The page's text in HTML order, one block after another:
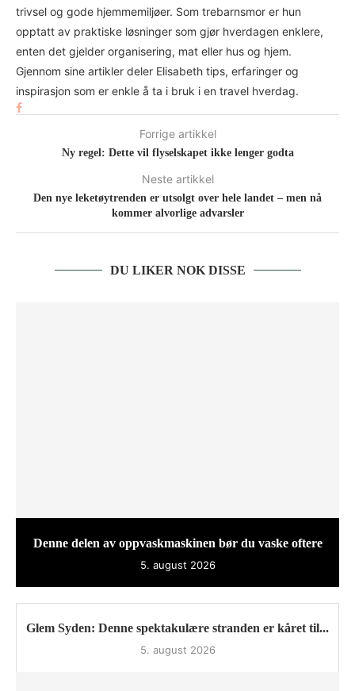
trivsel og gode hjemmemiljøer. Som trebarnsmor er hun
opptatt av praktiske løsninger som gjør hverdagen enklere,
enten det gjelder organisering, mat eller hus og hjem.
Gjennom sine artikler deler Elisabeth tips, erfaringer og
inspirasjon som er enkle å ta i bruk i en travel hverdag.
Forrige artikkel
Ny regel: Dette vil flyselskapet ikke lenger godta
Neste artikkel
Den nye leketøytrenden er utsolgt over hele landet – men nå
kommer alvorlige advarsler
DU LIKER NOK DISSE
Denne delen av oppvaskmaskinen bør du vaske oftere
5. august 2026
Glem Syden: Denne spektakulære stranden er kåret til...
5. august 2026